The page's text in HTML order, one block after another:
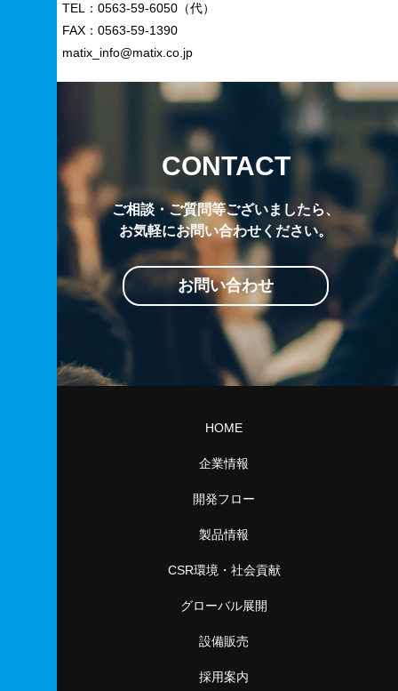
TEL：0563-59-6050（代）
FAX：0563-59-1390
matix_info@matix.co.jp
CONTACT
ご相談・ご質問等ございましたら、
お気軽にお問い合わせください。
お問い合わせ
HOME
企業情報
開発フロー
製品情報
CSR環境・社会貢献
グローバル展開
設備販売
採用案内